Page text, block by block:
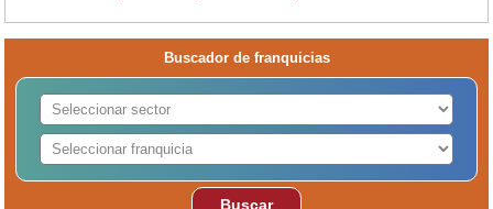
Buscador de franquicias
Buscar